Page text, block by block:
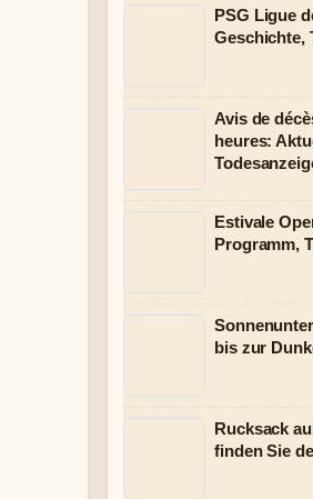
PSG Ligue
Geschichte,
Avis de
heures:
Estivale
Programm,
bis zur
Rucksack
finden Sie